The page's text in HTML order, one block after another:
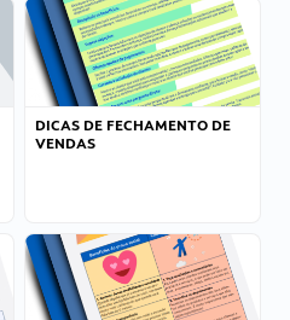
DICAS DE FECHAMENTO DE
VENDAS